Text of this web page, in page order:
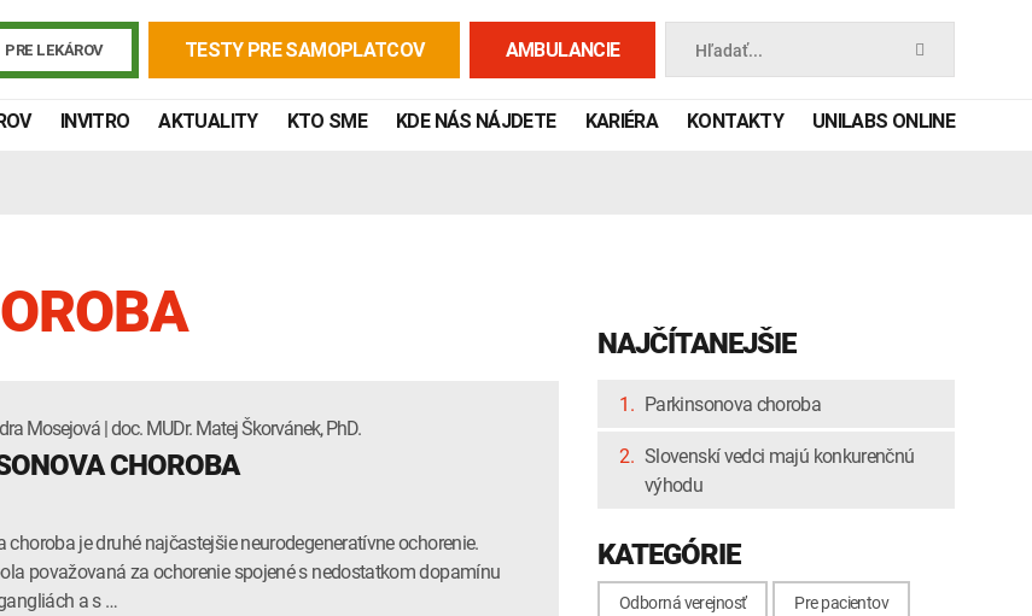
PRE LEKÁROV TESTY PRE SAMOPLATCOV AMBULANCIE Hľadať...
a tlačivá Výsledky vyšetrení
INVITRO AKTUALITY KTO SME KDE NÁS NÁJDETE KARIÉRA KONTAKTY UNILABS ONLINE
Mosejová | doc. MUDr. Matej Škorvánek, PhD.
CHOROBA
choroba je druhé najčastejšie neurodegeneratívne ochorenie.
považovaná za ochorenie spojené s nedostatkom dopamínu
a s …
NAJČÍTANEJŠIE
1. Parkinsonova choroba
2. Slovenskí vedci majú konkurenčnú
výhodu
KATEGÓRIE
Odborná verejnosť Pre pacientov